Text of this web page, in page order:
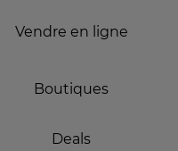
Vendre en ligne
Boutiques
Deals